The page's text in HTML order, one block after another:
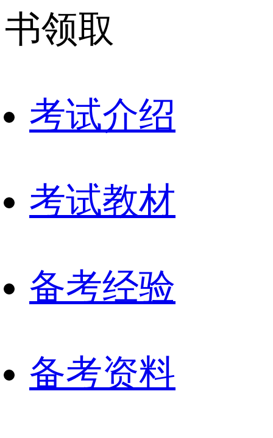
书领取
考试介绍
考试教材
备考经验
备考资料